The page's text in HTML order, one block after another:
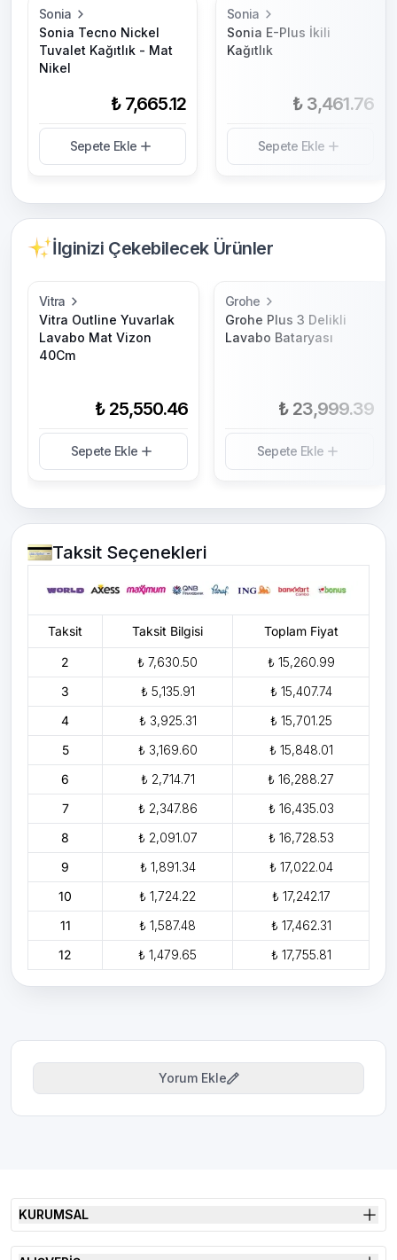
Sonia
Sonia Tecno Nickel
Tuvalet Kağıtlık - Mat
Nikel
₺ 7,665.12
Sepete Ekle
Sonia
Sonia E-Plus İkili
Kağıtlık
₺ 3,461.76
Sepete Ekle
İlginizi Çekebilecek Ürünler
Vitra
Vitra Outline Yuvarlak
Lavabo Mat Vizon
40Cm
₺ 25,550.46
Sepete Ekle
Grohe
Grohe Plus 3 Delikli
Lavabo Bataryası
₺ 23,999.39
Sepete Ekle
Taksit Seçenekleri
Taksit Taksit Bilgisi Toplam Fiyat
2 ₺ 7,630.50
₺ 15,260.99
3
₺ 5,135.91
₺ 15,407.74
4
₺ 3,925.31
₺ 15,701.25
5
₺ 3,169.60
₺ 15,848.01
6
₺ 2,714.71
₺ 16,288.27
7
₺ 2,347.86
₺ 16,435.03
8
₺ 2,091.07
₺ 16,728.53
9
₺ 1,891.34
₺ 17,022.04
10
₺ 1,724.22
₺ 17,242.17
11
₺ 1,587.48
₺ 17,462.31
12
₺ 1,479.65 ₺ 17,755.81
Yorum Ekle
KURUMSAL